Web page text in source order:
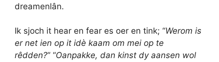
dreamenlân.
Ik sjoch it hear en fear es oer en tink; “Werom is
er net ien op it idè kaam om mei op te
rêdden?” “Oanpakke, dan kinst dy aansen wol